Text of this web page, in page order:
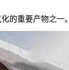
的重要产物之一。